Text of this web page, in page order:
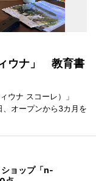
ウナ」 教育書
ウナ スコーレ）」
オープンから3カ月を
ョップ「n-